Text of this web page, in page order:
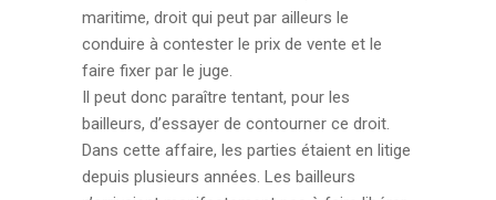
maritime, droit qui peut par ailleurs le
conduire à contester le prix de vente et le
faire fixer par le juge.
Il peut donc paraître tentant, pour les
bailleurs, d’essayer de contourner ce droit.
Dans cette affaire, les parties étaient en litige
depuis plusieurs années. Les bailleurs